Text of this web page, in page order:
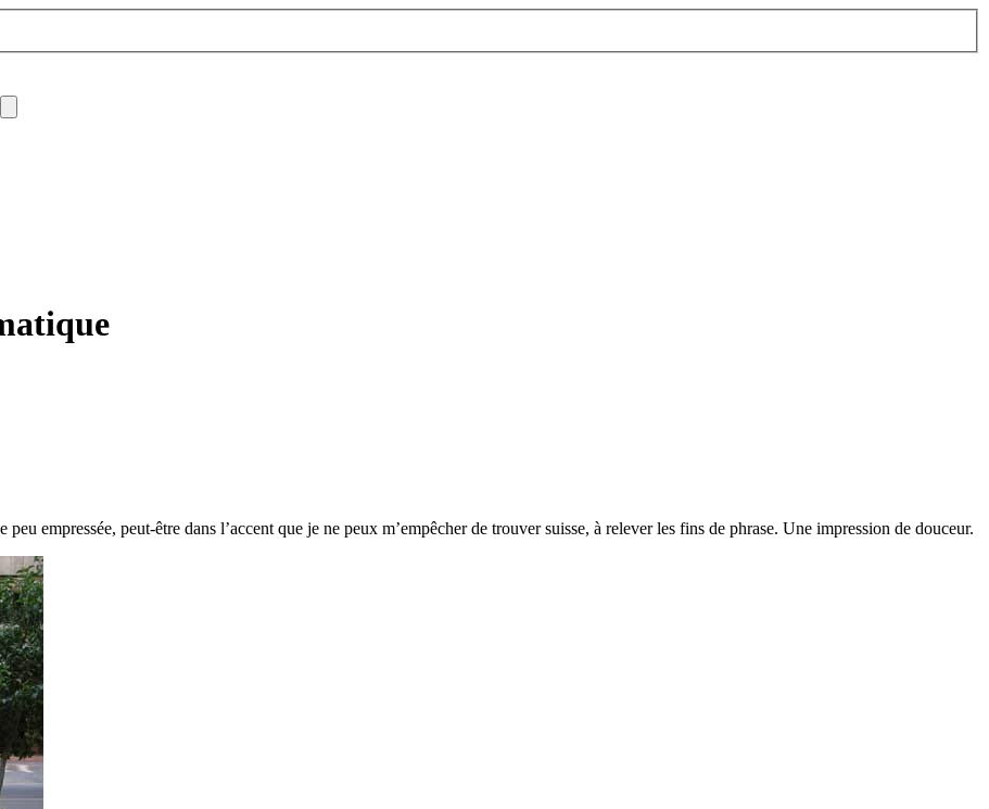
empressée, peut-être dans l’accent que je ne peux m’empêcher de trouver suisse, à relever les fins de phrase. Une impression de douceur.